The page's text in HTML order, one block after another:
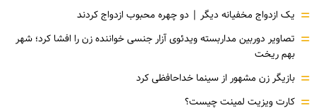
= یک ازدواج مخفیانه دیگر | دو چهره محبوب ازدواج کردند
= تصاویر دوربین مداربسته ویدئوی آزار جنسی خواننده زن را افشا کرد؛ شهر
بهم ریخت
= بازیگر زن مشهور از سینما خداحافظی کرد
کارت ویزیت لمینت چیست؟